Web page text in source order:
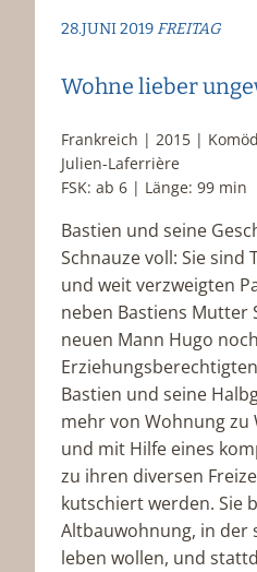
28.JUNI 2019FREITAG
Wohne lieber
Frankreich | 2015 |
Julien-Laferrière
FSK: ab 6 | Länge: 99 min
Bastien und seine
Schnauze voll: Sie sind
und weit verzweigten
neben Bastiens Mutter
neuen Mann Hugo
Bastien und seine
mehr von Wohnung zu
und mit Hilfe eines
zu ihren diversen
kutschiert werden. Sie
Altbauwohnung, in der
leben wollen, und